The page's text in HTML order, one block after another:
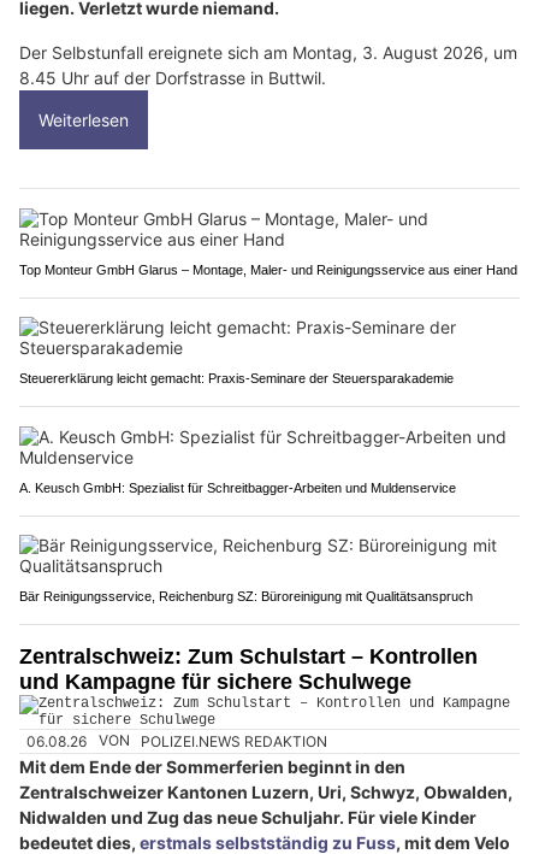
liegen. Verletzt wurde niemand.
Der Selbstunfall ereignete sich am Montag, 3. August 2026, um
8.45 Uhr auf der Dorfstrasse in Buttwil.
Weiterlesen
Top Monteur GmbH Glarus – Montage, Maler- und Reinigungsservice aus einer Hand
Steuererklärung leicht gemacht: Praxis-Seminare der Steuersparakademie
A. Keusch GmbH: Spezialist für Schreitbagger-Arbeiten und Muldenservice
Bär Reinigungsservice, Reichenburg SZ: Büroreinigung mit Qualitätsanspruch
Zentralschweiz: Zum Schulstart – Kontrollen
und Kampagne für sichere Schulwege
06.08.26 VON POLIZEI.NEWS REDAKTION
Mit dem Ende der Sommerferien beginnt in den
Zentralschweizer Kantonen Luzern, Uri, Schwyz, Obwalden,
Nidwalden und Zug das neue Schuljahr. Für viele Kinder
bedeutet dies, erstmals selbstständig zu Fuss, mit dem Velo